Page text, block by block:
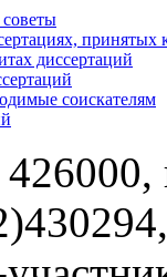
принятых
диссертаций
соискателям